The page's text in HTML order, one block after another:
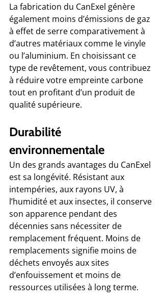
La fabrication du CanExel génère
également moins d’émissions de gaz
à effet de serre comparativement à
d’autres matériaux comme le vinyle
ou l’aluminium. En choisissant ce
type de revêtement, vous contribuez
à réduire votre empreinte carbone
tout en profitant d’un produit de
qualité supérieure.
Durabilité
environnementale
Un des grands avantages du CanExel
est sa longévité. Résistant aux
intempéries, aux rayons UV, à
l’humidité et aux insectes, il conserve
son apparence pendant des
décennies sans nécessiter de
remplacement fréquent. Moins de
remplacements signifie moins de
déchets envoyés aux sites
d’enfouissement et moins de
ressources utilisées à long terme.